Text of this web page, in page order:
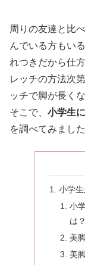
周りの友達と比
んでいる方もい
れつきだから仕
レッチの方法次
ッチで脚が長く
そこで、 小学生
を調べてみまし
小学
小
は？
美
美